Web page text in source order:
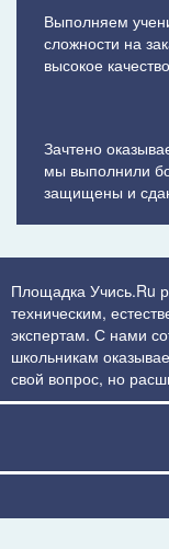
Выполняем
сложности на
высокое
Зачтено
мы выполнили
защищены и
Площадка Учись.Ru
техническим,
экспертам. С нами
школьникам
свой вопрос, но